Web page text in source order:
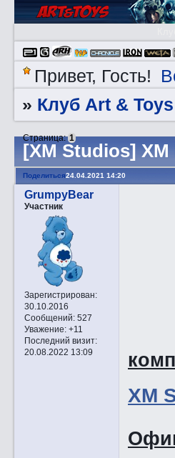
Привет, Гость!
» Клуб Art & Toys
[XM Studios] XM
Страница:1
Поделиться24.04.2021 14:20
GrumpyBear
Участник
Зарегистрирован:
30.10.2016
Сообщений:527
Уважение: +11
Последний визит:
20.08.2022 13:09
XM